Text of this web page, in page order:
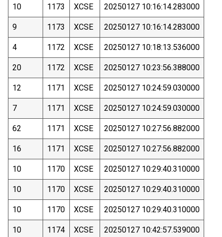
10 1173 XCSE 20250127 10:16:14.283000
9 1173 XCSE 20250127 10:16:14.283000
4 1172 XCSE 20250127 10:18:13.536000
20 1172 XCSE 20250127 10:23:56.388000
12 1171 XCSE 20250127 10:24:59.030000
7 1171 XCSE 20250127 10:24:59.030000
62 1171 XCSE 20250127 10:27:56.882000
16 1171 XCSE 20250127 10:27:56.882000
10 1170 XCSE 20250127 10:29:40.310000
10 1170 XCSE 20250127 10:29:40.310000
10 1170 XCSE 20250127 10:29:40.310000
10 1174 XCSE 20250127 10:42:57.539000